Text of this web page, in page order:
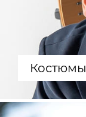
Костюмы